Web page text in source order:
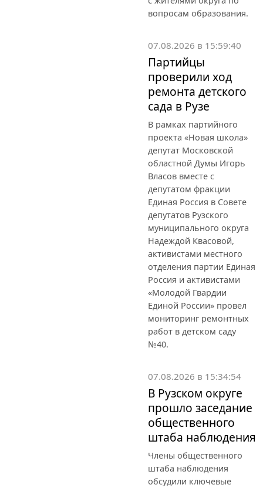
вопросам образования.
07.08.2026 в 15:59:40
Партийцы
проверили ход
ремонта детского
сада в Рузе
В рамках партийного
проекта «Новая школа»
депутат Московской
областной Думы Игорь
Власов вместе с
депутатом фракции
Единая Россия в Совете
депутатов Рузского
муниципального округа
Надеждой Квасовой,
активистами местного
отделения партии Единая
Россия и активистами
«Молодой Гвардии
Единой России» провел
мониторинг ремонтных
работ в детском саду
№40.
07.08.2026 в 15:34:54
В Рузском округе
прошло заседание
общественного
штаба наблюдения
Члены общественного
штаба наблюдения
обсудили ключевые